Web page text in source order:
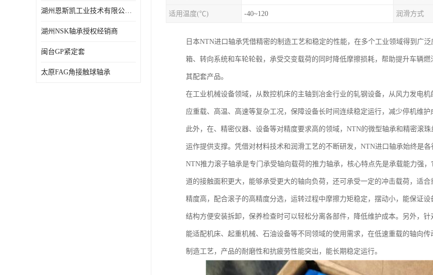
湖州恩斯凯工业技术有限公司NSK轴承*经销商
湖州NSK轴承授权经销商
闽台GP紧定套
太原FAG角接触球轴承
适用温度(℃) -40~120 润滑方式
日本NTN进口轴承凭借精密的制造工艺和稳定的性能，在多个工业领域得到广
箱、转向系统和车轮轮毂，承受交变载荷的同时降低摩擦损耗，帮助提升车辆
其配套产品。
在工业机械设备领域，从数控机床的主轴到冶金行业的轧钢设备，从风力发电
应重载、高温、高速等复杂工况，保障设备长时间连续稳定运行，减少停机维护
此外，在、精密仪器、设备等对精度要求高的领域，NTN的微型轴承和精密滚
运作提供支撑。凭借对材料技术和润滑工艺的不断研发，NTN进口轴承始终是各
NTN推力滚子轴承是专门承受轴向载荷的推力轴承，核心特点先是承载能力强
道的接触面积更大，能够承受更大的轴向负荷，还可承受一定的冲击载荷，适
精度高，配合滚子的高精度分选，运转过程中摩擦力矩稳定，摆动小，能保证
结构方便安装拆卸，保养检查时可以轻松分离各部件，降低维护成本。另外，
能适配机床、起重机械、石油设备等不同领域的使用需求，在低速重载的轴向
制造工艺，产品的耐磨性和抗疲劳性能突出，能长期稳定运行。